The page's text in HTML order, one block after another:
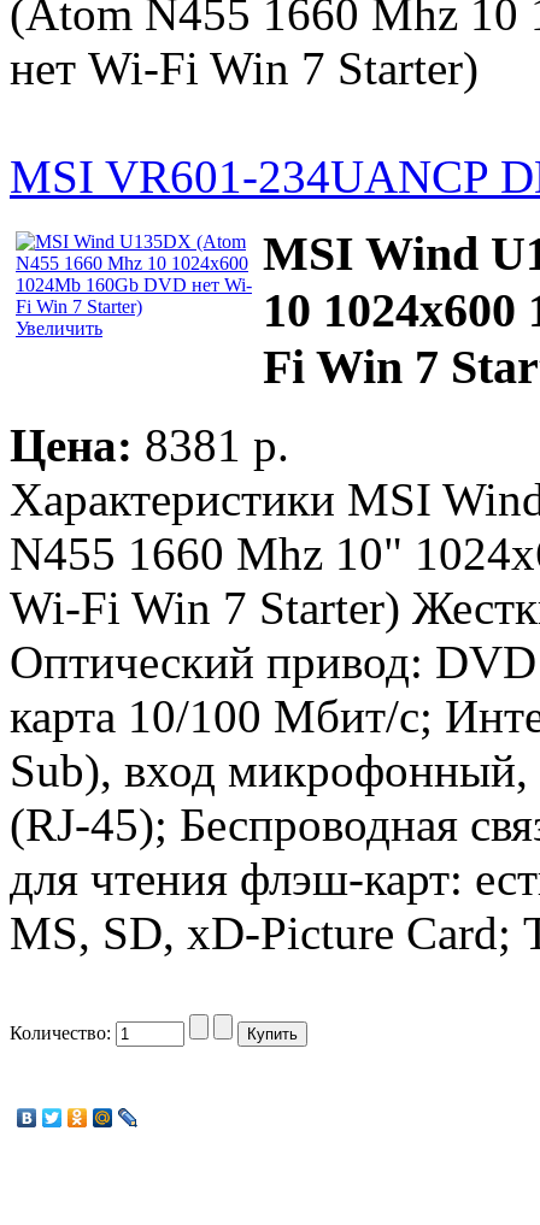
(Atom N455 1660 Mhz
нет Wi-Fi Win 7 Starter)
MSI VR601-234UANCP
Увеличить
MSI Wind
10
Fi Win 7
Цена: 8381 p.
Характеристики MSI
N455 1660 Mhz 10"
Wi-Fi Win 7 Starter)
Оптический привод:
карта 10/100 Мбит/c;
Sub), вход
(RJ-45); Беспроводная
для чтения флэш-карт:
MS, SD, xD-Picture Card;
Количество: